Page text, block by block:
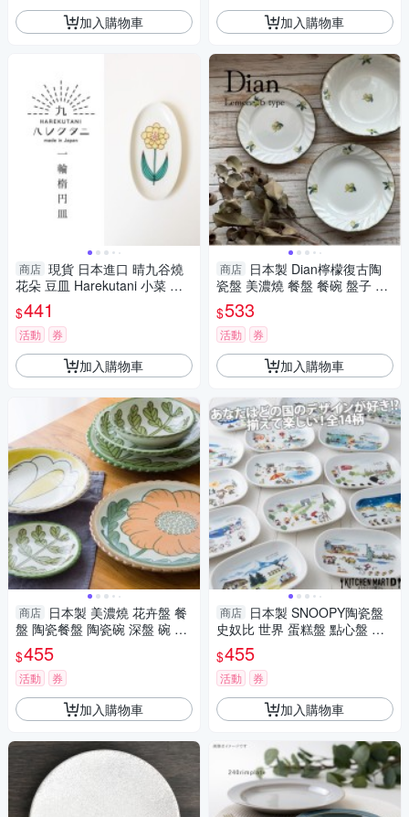
加入購物車
商店 現貨 日本進口 晴九谷燒
花朵 豆皿 Harekutani 小菜 點
心 飾品盤 橢圓盤 陶瓷盤 小菜
盤
$441
活動 券
加入購物車
商店 日本製 美濃燒 花卉盤 餐
盤 陶瓷餐盤 陶瓷碗 深盤 碗 大
盤子 陶瓷盤 水果盤 美濃燒 花
卉盤 餐盤
$455
活動 券
加入購物車
加入購物車
商店 日本製 Dian檸檬復古陶
瓷盤 美濃燒 餐盤 餐碗 盤子 湯
碗 碗 復古盤 麥片碗 甜點盤 橢
圓盤
$533
活動 券
加入購物車
商店 日本製 SNOOPY陶瓷盤
史奴比 世界 蛋糕盤 點心盤 盤
子 餐盤 日式餐盤 瓷盤 美濃燒
SNOOPY陶瓷盤
$455
活動 券
加入購物車